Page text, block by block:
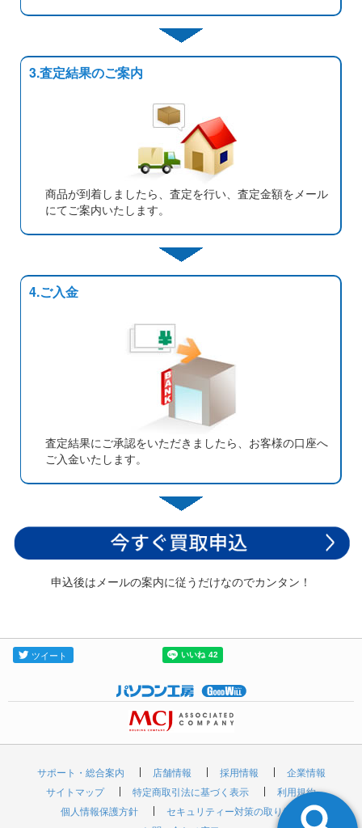
3.査定結果のご案内
商品が到着しましたら、査定を行い、査定金額をメール
にてご案内いたします。
4.ご入金
査定結果にご承認をいただきましたら、お客様の口座へ
ご入金いたします。
申込後はメールの案内に従うだけなのでカンタン！
サポート・総合案内 店舗情報 採用情報
企業情報
サイトマップ
特定商取引法に基づく表示
利用規約
個人情報保護方針
セキュリティー対策の取り組み